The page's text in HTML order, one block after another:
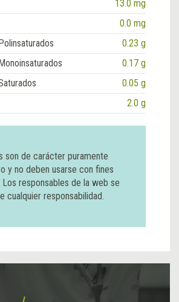
13.0 mg
0.0 mg
0.23 g
0.17 g
0.05 g
2.0 g
son de carácter puramente
y no deben usarse con fines
responsables de la web se
cualquier responsabilidad.